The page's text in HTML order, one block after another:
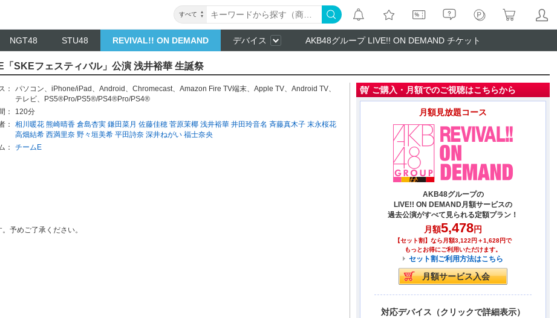
すべて
NGT48 STU48 REVIVAL!! ON DEMAND デバイス AKB48グループ LIVE!! ON DEMAND チケット
SKEフェスティバル」公演 浅井裕華 生誕祭
： パソコン、 iPhone/iPad 、 Android 、 Chromecast、 Amazon Fire TV端末、 Apple TV、 Android TV、
テレビ、
PS5®Pro/PS5®/PS4®Pro/PS4®
：
120分
：
相川暖花 熊崎晴香 倉島杏実 鎌田菜月 佐藤佳穂 菅原茉椰 浅井裕華 井田玲音名 斉藤真木子 末永桜花
高畑結希 西満里奈 野々垣美希 平田詩奈 深井ねがい 福士奈央
：
チームE
予めご了承ください。
ご購入・月額でのご視聴はこちらから
月額見放題コース
AKB48グループの
LIVE!! ON DEMAND月額サービスの
過去公演がすべて見られる定額プラン！
月額5,478円
【セット割】なら月額3,122円＋1,628円で
もっとお得にご利用いただけます。
セット割ご利用方法はこちら
対応デバイス（クリックで詳細表示）